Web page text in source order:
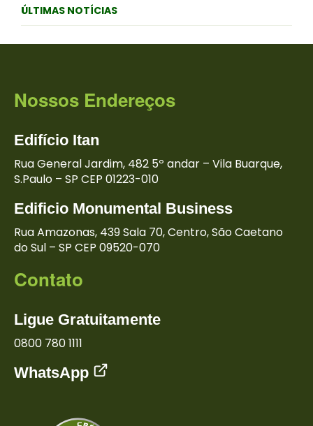
ÚLTIMAS NOTÍCIAS
Nossos Endereços
Edifício Itan
Rua General Jardim, 482 5º andar – Vila Buarque,
S.Paulo – SP CEP 01223-010
Edificio Monumental Business
Rua Amazonas, 439 Sala 70, Centro,São Caetano
do Sul – SP CEP 09520-070
Contato
Ligue Gratuitamente
0800 780 1111
WhatsApp